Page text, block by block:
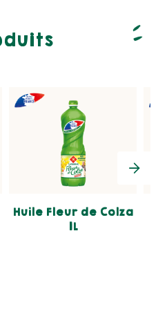
Huile Fleur de Colza
1L